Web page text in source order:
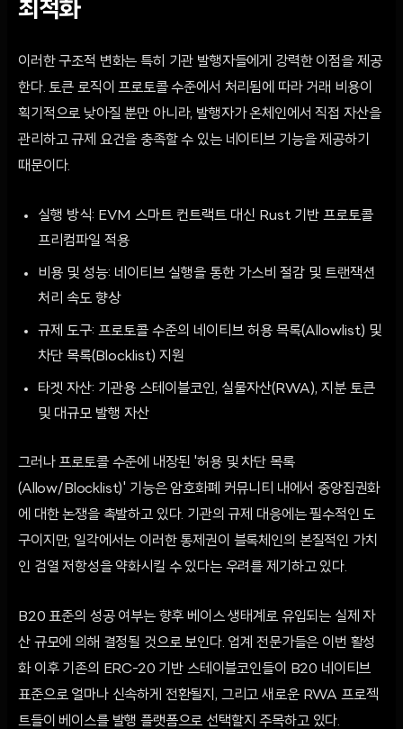
최적화
이러한 구조적 변화는 특히 기관 발행자들에게 강력한 이점을 제공
한다. 토큰 로직이 프로토콜 수준에서 처리됨에 따라 거래 비용이
획기적으로 낮아질 뿐만 아니라, 발행자가 온체인에서 직접 자산을
관리하고 규제 요건을 충족할 수 있는 네이티브 기능을 제공하기
때문이다.
실행 방식: EVM 스마트 컨트랙트 대신 Rust 기반 프로토콜
프리컴파일 적용
비용 및 성능: 네이티브 실행을 통한 가스비 절감 및 트랜잭션
처리 속도 향상
규제 도구: 프로토콜 수준의 네이티브 허용 목록(Allowlist) 및
차단 목록(Blocklist) 지원
타겟 자산: 기관용 스테이블코인, 실물자산(RWA), 지분 토큰
및 대규모 발행 자산
그러나 프로토콜 수준에 내장된 '허용 및 차단 목록
(Allow/Blocklist)' 기능은 암호화폐 커뮤니티 내에서 중앙집권화
에 대한 논쟁을 촉발하고 있다. 기관의 규제 대응에는 필수적인 도
구이지만, 일각에서는 이러한 통제권이 블록체인의 본질적인 가치
인 검열 저항성을 약화시킬 수 있다는 우려를 제기하고 있다.
B20 표준의 성공 여부는 향후 베이스 생태계로 유입되는 실제 자
산 규모에 의해 결정될 것으로 보인다. 업계 전문가들은 이번 활성
화 이후 기존의 ERC-20 기반 스테이블코인들이 B20 네이티브
표준으로 얼마나 신속하게 전환될지, 그리고 새로운 RWA 프로젝
트들이 베이스를 발행 플랫폼으로 선택할지 주목하고 있다.